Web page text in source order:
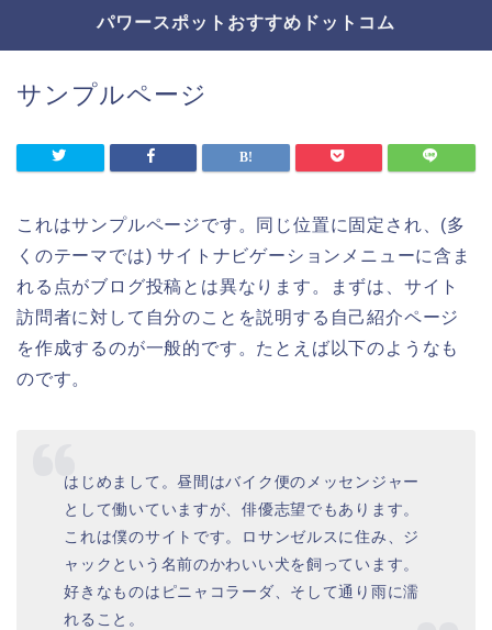
パワースポットおすすめドットコム
サンプルページ
これはサンプルページです。同じ位置に固定され、(多
くのテーマでは) サイトナビゲーションメニューに含ま
れる点がブログ投稿とは異なります。まずは、サイト
訪問者に対して自分のことを説明する自己紹介ページ
を作成するのが一般的です。たとえば以下のようなも
のです。
はじめまして。昼間はバイク便のメッセンジャー
として働いていますが、俳優志望でもあります。
これは僕のサイトです。ロサンゼルスに住み、ジ
ャックという名前のかわいい犬を飼っています。
好きなものはピニャコラーダ、そして通り雨に濡
れること。